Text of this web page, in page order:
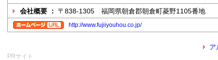
会社概要 ： 〒838-1305 福岡県朝倉郡朝倉町菱野1105番地
http://www.fujiiyouhou.co.jp/
ア
PRサイト